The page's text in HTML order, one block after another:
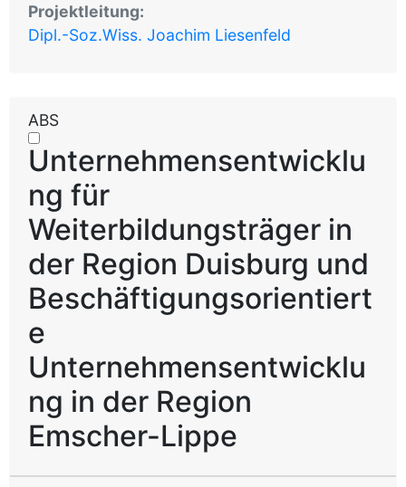
Projektleitung:
Dipl.-Soz.Wiss. Joachim Liesenfeld
ABS
Unternehmensentwicklu
ng für
Weiterbildungsträger in
der Region Duisburg und
Beschäftigungsorientiert
e
Unternehmensentwicklu
ng in der Region
Emscher-Lippe